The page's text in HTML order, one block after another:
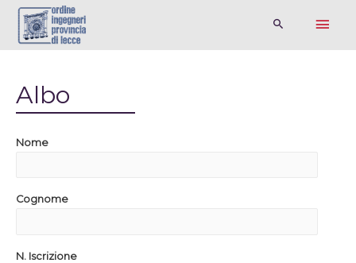
Albo
Nome
Cognome
N. Iscrizione